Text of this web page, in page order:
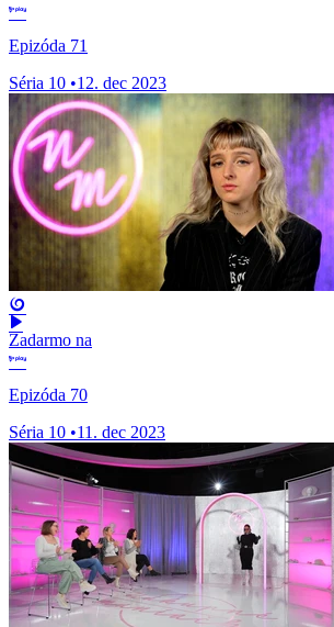
Epizóda 71
Séria 10 •12. dec 2023
Zadarmo na
Epizóda 70
Séria 10 •11. dec 2023